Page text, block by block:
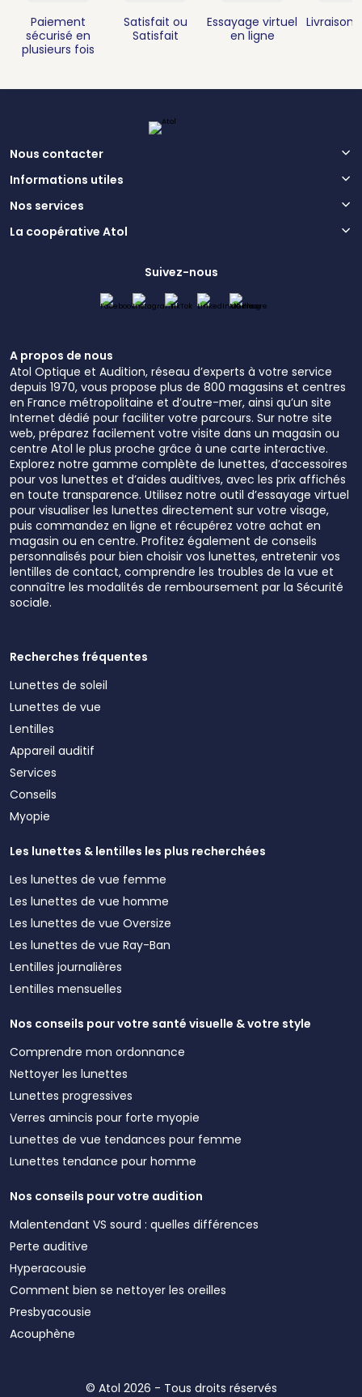
Paiement
sécurisé en
plusieurs fois
Satisfait ou
Satisfait
Essayage virtuel
en ligne
Livraison
Nous contacter
Informations utiles
Nos services
La coopérative Atol
Suivez-nous
A propos de nous
Atol Optique et Audition, réseau d’experts à votre service
depuis 1970, vous propose plus de 800 magasins et centres
en France métropolitaine et d’outre-mer, ainsi qu’un site
Internet dédié pour faciliter votre parcours. Sur notre site
web, préparez facilement votre visite dans un magasin ou
centre Atol le plus proche grâce à une carte interactive.
Explorez notre gamme complète de lunettes, d’accessoires
pour vos lunettes et d’aides auditives, avec les prix affichés
en toute transparence. Utilisez notre outil d’essayage virtuel
pour visualiser les lunettes directement sur votre visage,
puis commandez en ligne et récupérez votre achat en
magasin ou en centre. Profitez également de conseils
personnalisés pour bien choisir vos lunettes, entretenir vos
lentilles de contact, comprendre les troubles de la vue et
connaître les modalités de remboursement par la Sécurité
sociale.
Recherches fréquentes
Lunettes de soleil
Lunettes de vue
Lentilles
Appareil auditif
Services
Conseils
Myopie
Les lunettes & lentilles les plus recherchées
Les lunettes de vue femme
Les lunettes de vue homme
Les lunettes de vue Oversize
Les lunettes de vue Ray-Ban
Lentilles journalières
Lentilles mensuelles
Nos conseils pour votre santé visuelle & votre style
Comprendre mon ordonnance
Nettoyer les lunettes
Lunettes progressives
Verres amincis pour forte myopie
Lunettes de vue tendances pour femme
Lunettes tendance pour homme
Nos conseils pour votre audition
Malentendant VS sourd : quelles différences
Perte auditive
Hyperacousie
Comment bien se nettoyer les oreilles
Presbyacousie
Acouphène
© Atol 2026 - Tous droits réservés